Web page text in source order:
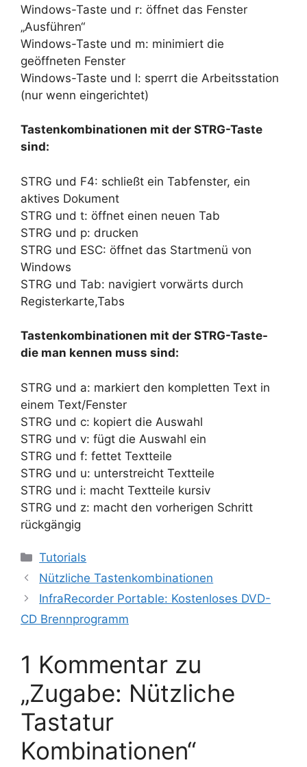
Windows-Taste und r: öffnet das Fenster
„Ausführen“
Windows-Taste und m: minimiert die
geöffneten Fenster
Windows-Taste und l: sperrt die Arbeitsstation
(nur wenn eingerichtet)
Tastenkombinationen mit der STRG-Taste
sind:
STRG und F4: schließt ein Tabfenster, ein
aktives Dokument
STRG und t: öffnet einen neuen Tab
STRG und p: drucken
STRG und ESC: öffnet das Startmenü von
Windows
STRG und Tab: navigiert vorwärts durch
Registerkarte,Tabs
Tastenkombinationen mit der STRG-Taste-
die man kennen muss sind:
STRG und a: markiert den kompletten Text in
einem Text/Fenster
STRG und c: kopiert die Auswahl
STRG und v: fügt die Auswahl ein
STRG und f: fettet Textteile
STRG und u: unterstreicht Textteile
STRG und i: macht Textteile kursiv
STRG und z: macht den vorherigen Schritt
rückgängig
Kategorien
Tutorials
Nützliche Tastenkombinationen
InfraRecorder Portable: Kostenloses DVD-
CD Brennprogramm
1 Kommentar zu
„Zugabe: Nützliche
Tastatur
Kombinationen“